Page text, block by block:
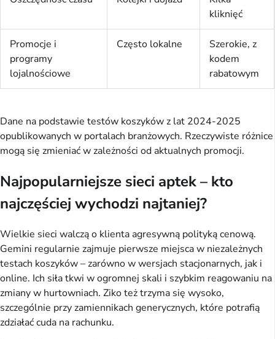
kliknięć
Promocje i
programy
lojalnościowe
Często lokalne
Szerokie, z
kodem
rabatowym
Dane na podstawie testów koszyków z lat 2024-2025
opublikowanych w portalach branżowych. Rzeczywiste różnice
mogą się zmieniać w zależności od aktualnych promocji.
Najpopularniejsze sieci aptek – kto
najczęściej wychodzi najtaniej?
Wielkie sieci walczą o klienta agresywną polityką cenową.
Gemini regularnie zajmuje pierwsze miejsca w niezależnych
testach koszyków – zarówno w wersjach stacjonarnych, jak i
online. Ich siła tkwi w ogromnej skali i szybkim reagowaniu na
zmiany w hurtowniach. Ziko też trzyma się wysoko,
szczególnie przy zamiennikach generycznych, które potrafią
zdziałać cuda na rachunku.